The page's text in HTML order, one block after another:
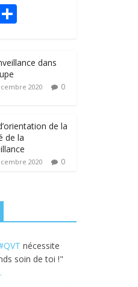
g
er
dans
2020 0
de la
de la
2020 0
soin de toi !"